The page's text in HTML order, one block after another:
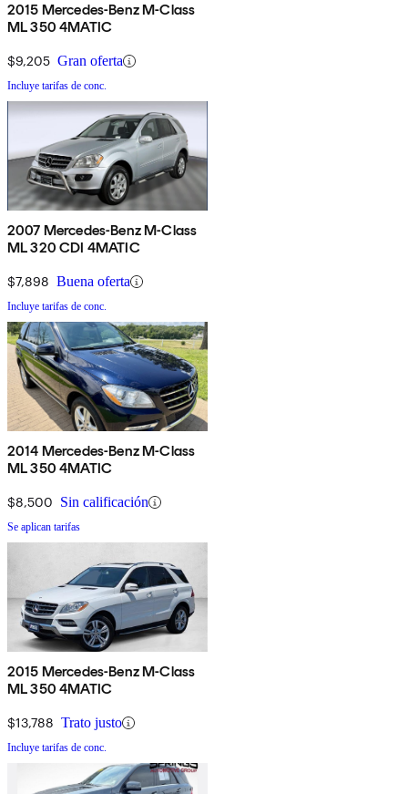
2015 Mercedes-Benz M-Class
ML 350 4MATIC
$9,205 Gran oferta
Incluye tarifas de conc.
2007 Mercedes-Benz M-Class
ML 320 CDI 4MATIC
$7,898 Buena oferta
Incluye tarifas de conc.
2014 Mercedes-Benz M-Class
ML 350 4MATIC
$8,500 Sin calificación
Se aplican tarifas
2015 Mercedes-Benz M-Class
ML 350 4MATIC
$13,788 Trato justo
Incluye tarifas de conc.